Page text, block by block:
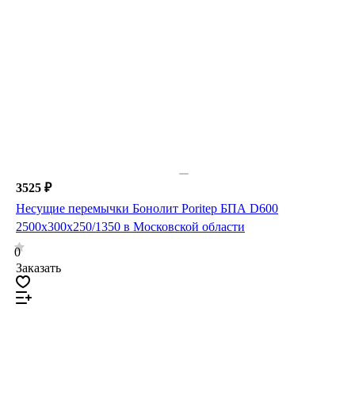
3525 ₽
Несущие перемычки Бонолит Poritep БПА D600
2500х300х250/1350 в Московской области
0
Заказать